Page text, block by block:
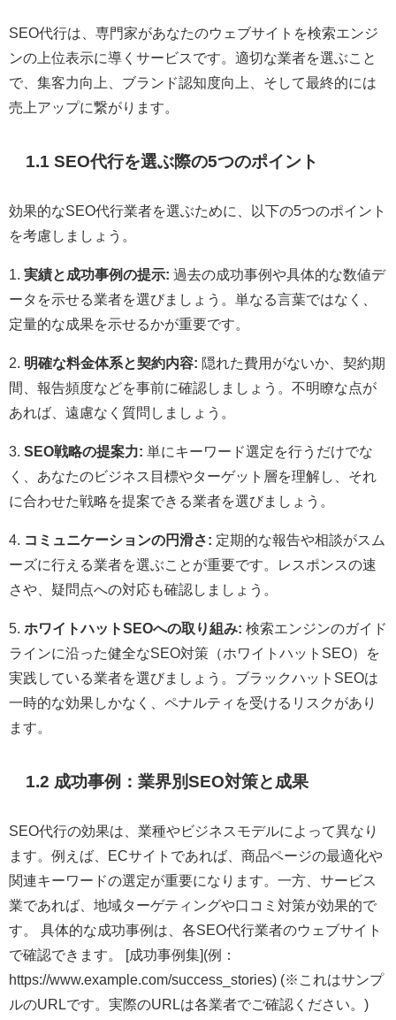
SEO代行は、専門家があなたのウェブサイトを検索エンジ
ンの上位表示に導くサービスです。適切な業者を選ぶこと
で、集客力向上、ブランド認知度向上、そして最終的には
売上アップに繋がります。
1.1 SEO代行を選ぶ際の5つのポイント
効果的なSEO代行業者を選ぶために、以下の5つのポイント
を考慮しましょう。
1. 実績と成功事例の提示: 過去の成功事例や具体的な数値デ
ータを示せる業者を選びましょう。単なる言葉ではなく、
定量的な成果を示せるかが重要です。
2. 明確な料金体系と契約内容: 隠れた費用がないか、契約期
間、報告頻度などを事前に確認しましょう。不明瞭な点が
あれば、遠慮なく質問しましょう。
3. SEO戦略の提案力: 単にキーワード選定を行うだけでな
く、あなたのビジネス目標やターゲット層を理解し、それ
に合わせた戦略を提案できる業者を選びましょう。
4. コミュニケーションの円滑さ: 定期的な報告や相談がスム
ーズに行える業者を選ぶことが重要です。レスポンスの速
さや、疑問点への対応も確認しましょう。
5. ホワイトハットSEOへの取り組み: 検索エンジンのガイド
ラインに沿った健全なSEO対策（ホワイトハットSEO）を
実践している業者を選びましょう。ブラックハットSEOは
一時的な効果しかなく、ペナルティを受けるリスクがあり
ます。
1.2 成功事例：業界別SEO対策と成果
SEO代行の効果は、業種やビジネスモデルによって異なり
ます。例えば、ECサイトであれば、商品ページの最適化や
関連キーワードの選定が重要になります。一方、サービス
業であれば、地域ターゲティングや口コミ対策が効果的で
す。 具体的な成功事例は、各SEO代行業者のウェブサイト
で確認できます。 [成功事例集](例：
https://www.example.com/success_stories) (※これはサンプ
ルのURLです。実際のURLは各業者でご確認ください。)